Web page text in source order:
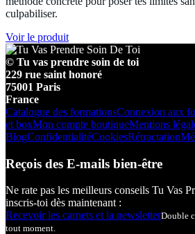
culpabiliser.
Voir le produit
© Tu vas prendre soin de toi
229 rue saint honoré
75001 Paris
France
Catalogue des formationsConnexion aux
et boxMon compte boutiqueMentions
BlogConfidentialitéCookiesRétractation
Reçois des E-mails bien-être
Ne rate pas les meilleurs conseils Tu Vas
inscris-toi dès maintenant :
Recevoir les carnets et la newsletterDouble
tout moment.